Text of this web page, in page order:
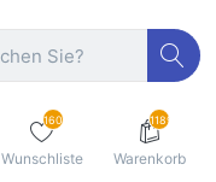
160
Wunschliste
1189
Warenkorb